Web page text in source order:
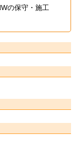
の保守・施工